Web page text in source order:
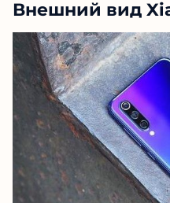
Внешний вид